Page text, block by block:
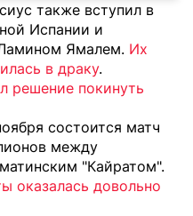
также вступил в
Испании и
Ямалем. Их
в драку.
решение покинуть
состоится матч
между
"Кайратом".
оказалась довольно